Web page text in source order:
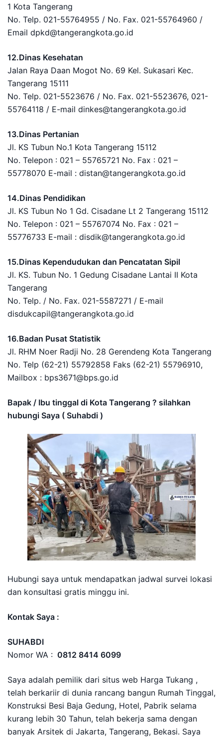
1 Kota Tangerang
No. Telp. 021-55764955 / No. Fax. 021-55764960 /
Email dpkd@tangerangkota.go.id
12.Dinas Kesehatan
Jalan Raya Daan Mogot No. 69 Kel. Sukasari Kec.
Tangerang 15111
No. Telp. 021-5523676 / No. Fax. 021-5523676, 021-
55764118 / E-mail dinkes@tangerangkota.go.id
13.Dinas Pertanian
Jl. KS Tubun No.1 Kota Tangerang 15112
No. Telepon : 021 – 55765721 No. Fax : 021 –
55778070 E-mail : distan@tangerangkota.go.id
14.Dinas Pendidikan
Jl. KS Tubun No 1 Gd. Cisadane Lt 2 Tangerang 15112
No. Telepon : 021 – 55767074 No. Fax : 021 –
55776733 E-mail : disdik@tangerangkota.go.id
15.Dinas Kependudukan dan Pencatatan Sipil
Jl. KS. Tubun No. 1 Gedung Cisadane Lantai II Kota
Tangerang
No. Telp. / No. Fax. 021-5587271 / E-mail
disdukcapil@tangerangkota.go.id
16.Badan Pusat Statistik
Jl. RHM Noer Radji No. 28 Gerendeng Kota Tangerang
No. Telp (62-21) 55792858 Faks (62-21) 55796910,
Mailbox : bps3671@bps.go.id
Bapak / Ibu tinggal di Kota Tangerang ? silahkan
hubungi Saya ( Suhabdi )
Hubungi saya untuk mendapatkan jadwal survei lokasi
dan konsultasi gratis minggu ini.
Kontak Saya :
SUHABDI
Nomor WA : 0812 8414 6099
Saya adalah pemilik dari situs web Harga Tukang ,
telah berkariir di dunia rancang bangun Rumah Tinggal,
Konstruksi Besi Baja Gedung, Hotel, Pabrik selama
kurang lebih 30 Tahun, telah bekerja sama dengan
banyak Arsitek di Jakarta, Tangerang, Bekasi. Saya